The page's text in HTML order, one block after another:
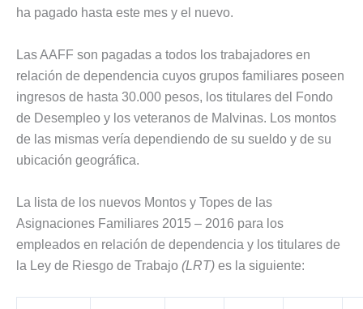
ha pagado hasta este mes y el nuevo.
Las AAFF son pagadas a todos los trabajadores en
relación de dependencia cuyos grupos familiares poseen
ingresos de hasta 30.000 pesos, los titulares del Fondo
de Desempleo y los veteranos de Malvinas. Los montos
de las mismas vería dependiendo de su sueldo y de su
ubicación geográfica.
La lista de los nuevos Montos y Topes de las
Asignaciones Familiares 2015 – 2016 para los
empleados en relación de dependencia y los titulares de
la Ley de Riesgo de Trabajo (LRT) es la siguiente: